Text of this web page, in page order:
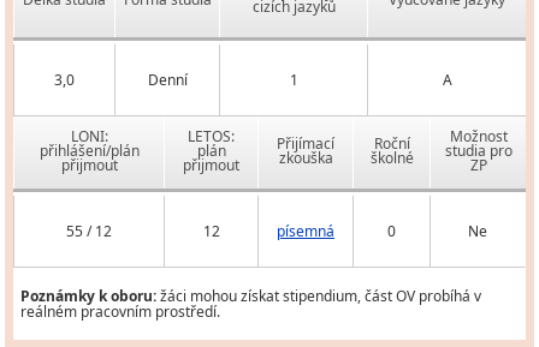
cizích jazyků
3,0 Denní 1 A
LONI:
přihlášení/plán
přijmout
LETOS:
plán
přijmout
Přijímací
zkouška
Roční
školné
Možnost
studia pro
ZP
55 / 12 12 písemná 0 Ne
Poznámky k oboru:žáci mohou získat stipendium, část OV probíhá v
reálném pracovním prostředí.